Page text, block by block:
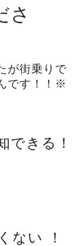
さ
が街乗りで
です！！※
できる！
ない ！